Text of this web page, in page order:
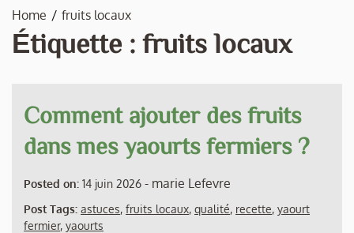
Home fruits locaux
Étiquette : fruits locaux
Comment ajouter des fruits
dans mes yaourts fermiers ?
Posted on: 14 juin 2026 - marie Lefevre
Post Tags: astuces, fruits locaux, qualité, recette, yaourt
fermier, yaourts